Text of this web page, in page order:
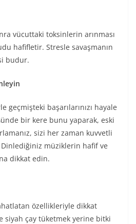
vücuttaki toksinlerin arınması
hafifletir. Stresle savaşmanın
budur.
geçmişteki başarılarınızı hayale
bir kere bunu yaparak, eski
sizi her zaman kuvvetli
müziklerin hafif ve
dikkat edin.
özellikleriyle dikkat
siyah çay tüketmek yerine bitki